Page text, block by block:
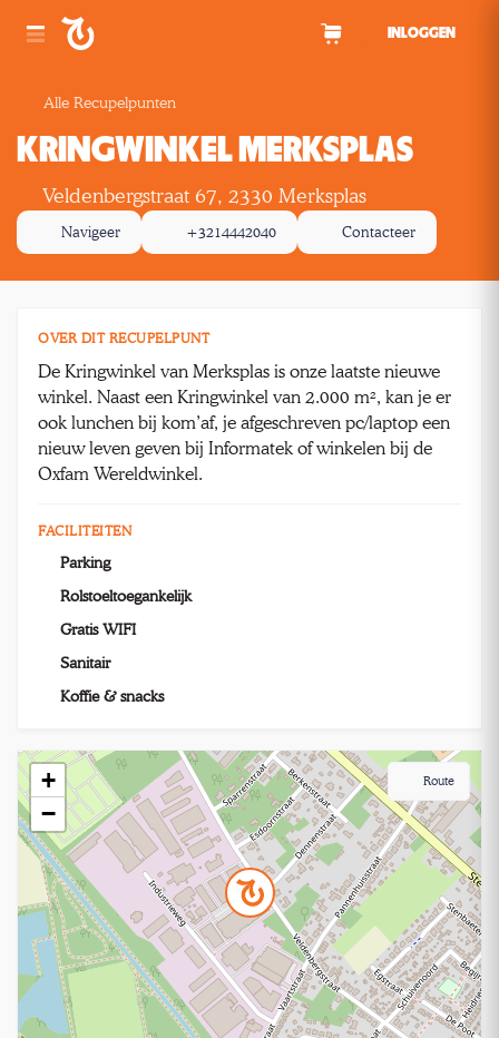
INLOGGEN
Alle Recupelpunten
KRINGWINKEL MERKSPLAS
Veldenbergstraat 67, 2330 Merksplas
Navigeer +3214442040 Contacteer
OVER DIT RECUPELPUNT
De Kringwinkel van Merksplas is onze laatste nieuwe
winkel. Naast een Kringwinkel van 2.000 m², kan je er
ook lunchen bij kom’af, je afgeschreven pc/laptop een
nieuw leven geven bij Informatek of winkelen bij de
Oxfam Wereldwinkel.
FACILITEITEN
Parking
Rolstoeltoegankelijk
Gratis WIFI
Sanitair
Koffie & snacks
+
−
Route